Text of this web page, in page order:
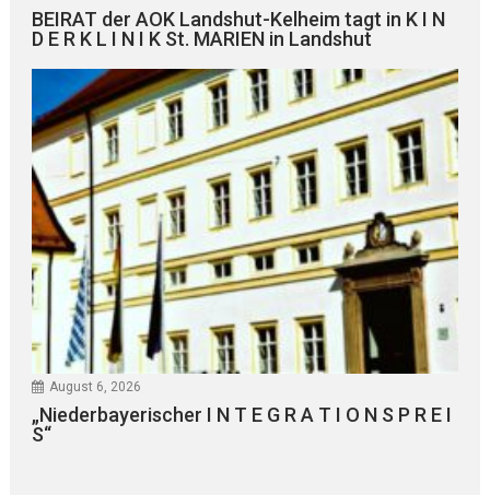
BEIRAT der AOK Landshut-Kelheim tagt in K I N
D E R K L I N I K St. MARIEN in Landshut
August 6, 2026
„Niederbayerischer I N T E G R A T I O N S P R E I
S“